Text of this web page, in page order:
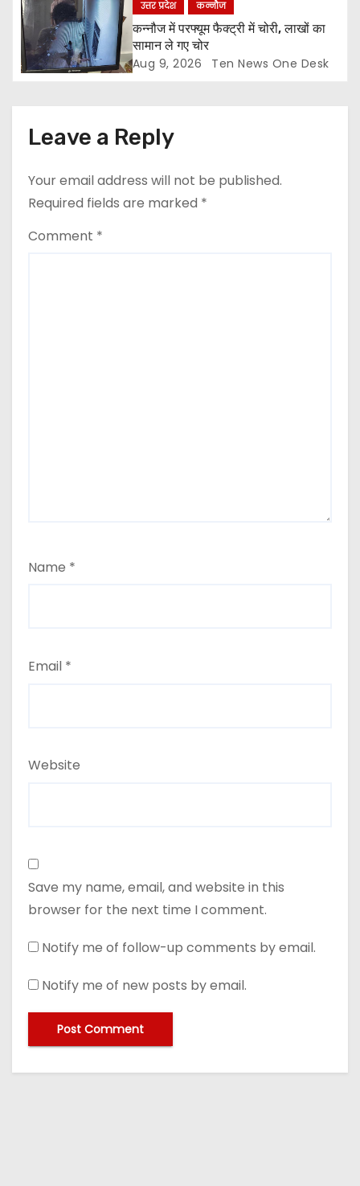
उत्तर प्रदेश कन्नौज
कन्नौज में परफ्यूम फैक्ट्री में चोरी, लाखों का
सामान ले गए चोर
Aug 9, 2026 Ten News One Desk
Leave a Reply
Your email address will not be published.
Required fields are marked *
Comment *
Name *
Email *
Website
Save my name, email, and website in this
browser for the next time I comment.
Notify me of follow-up comments by email.
Notify me of new posts by email.